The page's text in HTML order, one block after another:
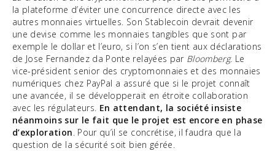
la plateforme d’éviter une concurrence directe avec les
autres monnaies virtuelles. Son Stablecoin devrait devenir
une devise comme les monnaies tangibles que sont par
exemple le dollar et l’euro, si l’on s’en tient aux déclarations
de Jose Fernandez da Ponte relayées par Bloomberg. Le
vice-président senior des cryptomonnaies et des monnaies
numériques chez PayPal a assuré que si le projet connaît
une avancée, il se développerait en étroite collaboration
avec les régulateurs. En attendant, la société insiste
néanmoins sur le fait que le projet est encore en phase
d’exploration . Pour qu’il se concrétise, il faudra que la
question de la sécurité soit bien gérée.